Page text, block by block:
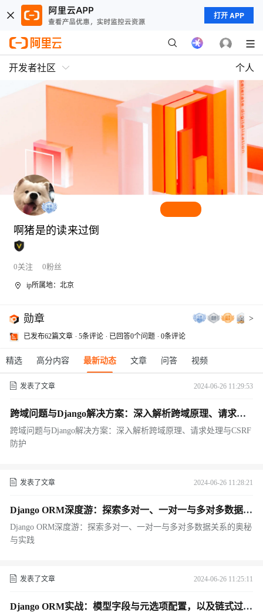
打开 APP
开发者社区 个人
啊猪是的读来过倒
0关注 0粉丝
ip所属地：北京
勋章 >
已发布62篇文章 5条评论 已回答0个问题 0条评论
精选 高分内容 最新动态 文章 问答 视频
发表了文章 2024-06-26 11:29:53
跨域问题与Django解决方案：深入解析跨域原理、请求处
理与CSRF防护
跨域问题与Django解决方案：深入解析跨域原理、请求处理与CSRF
防护
发表了文章 2024-06-26 11:28:21
Django ORM深度游：探索多对一、一对一与多对多数据关
系的奥秘与实践
Django ORM深度游：探索多对一、一对一与多对多数据关系的奥秘
与实践
发表了文章 2024-06-26 11:25:11
Django ORM实战：模型字段与元选项配置，以及链式过滤